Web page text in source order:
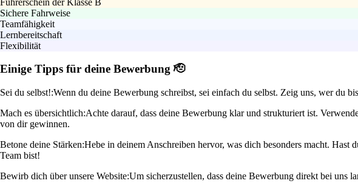
Sichere Fahrweise
Teamfähigkeit
Lernbereitschaft
Flexibilität
Einige Tipps für deine Bewerbung 🫡
Sei du selbst!:Wenn du deine Bewerbung schreibst, sei einfach du selbst. Zeig uns, wer
Mach es übersichtlich:Achte darauf, dass deine Bewerbung klar und strukturiert ist.
von dir gewinnen.
Betone deine Stärken:Hebe in deinem Anschreiben hervor, was dich besonders macht. Hast
Team bist!
Bewirb dich über unsere Website:Um sicherzustellen, dass deine Bewerbung direkt bei uns